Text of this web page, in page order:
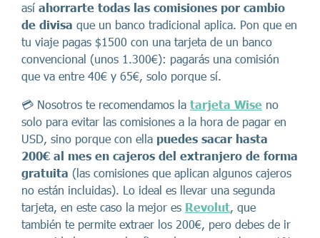
así ahorrarte todas las comisiones por cambio
de divisa que un banco tradicional aplica. Pon que en
tu viaje pagas $1500 con una tarjeta de un banco
convencional (unos 1.300€): pagarás una comisión
que va entre 40€ y 65€, solo porque sí.
💳 Nosotros te recomendamos la tarjeta Wise no
solo para evitar las comisiones a la hora de pagar en
USD, sino porque con ella puedes sacar hasta
200€ al mes en cajeros del extranjero de forma
gratuita (las comisiones que aplican algunos cajeros
no están incluidas). Lo ideal es llevar una segunda
tarjeta, en este caso la mejor es Revolut, que
también te permite extraer los 200€, pero debes de ir